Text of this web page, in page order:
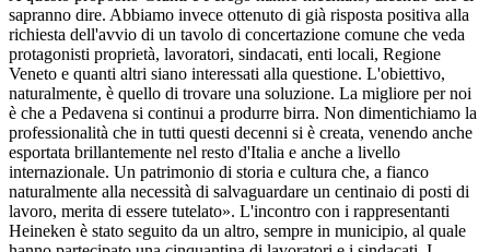
sapranno dire. Abbiamo invece ottenuto di già risposta positiva alla
richiesta dell'avvio di un tavolo di concertazione comune che veda
protagonisti proprietà, lavoratori, sindacati, enti locali, Regione
Veneto e quanti altri siano interessati alla questione. L'obiettivo,
naturalmente, è quello di trovare una soluzione. La migliore per noi
è che a Pedavena si continui a produrre birra. Non dimentichiamo la
professionalità che in tutti questi decenni si è creata, venendo anche
esportata brillantemente nel resto d'Italia e anche a livello
internazionale. Un patrimonio di storia e cultura che, a fianco
naturalmente alla necessità di salvaguardare un centinaio di posti di
lavoro, merita di essere tutelato». L'incontro con i rappresentanti
Heineken è stato seguito da un altro, sempre in municipio, al quale